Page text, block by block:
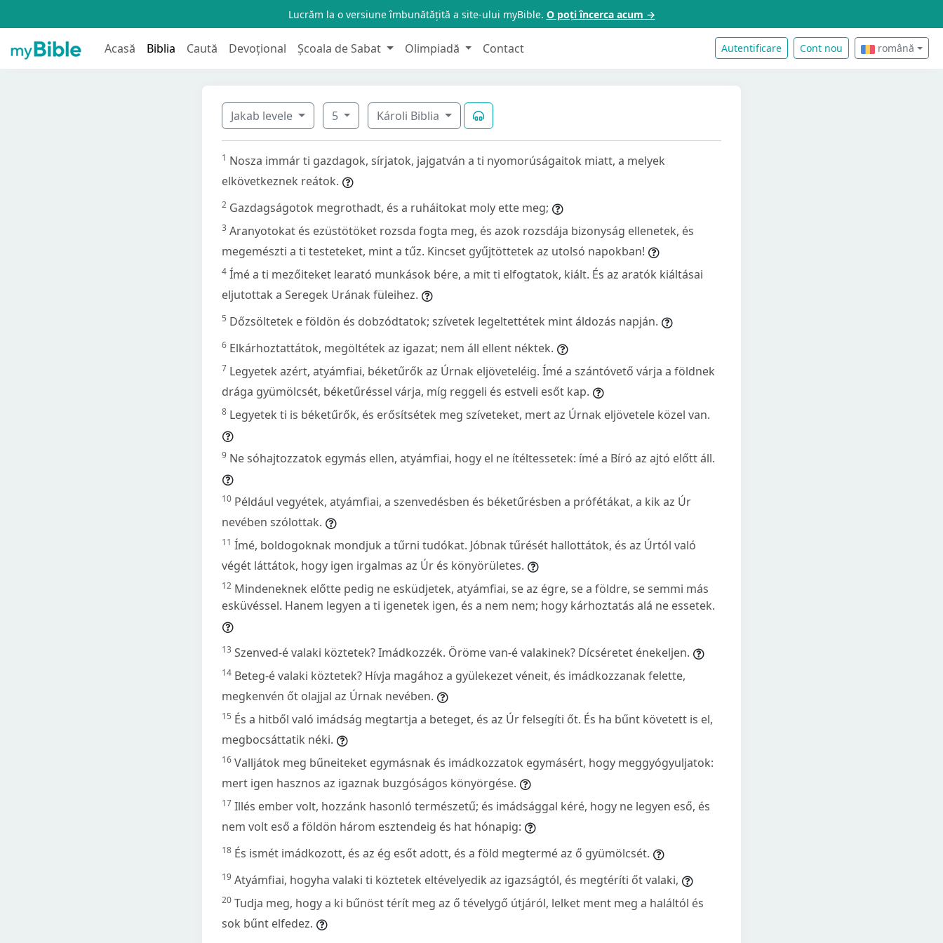
Lucrăm la o versiune îmbunătățită a site-ului myBible. O poți încerca acum →
Acasă Biblia Caută Devoțional Școala de Sabat Olimpiadă Contact Autentificare Cont nou română
Jakab levele 5 Károli Biblia
1 Nosza immár ti gazdagok, sírjatok, jajgatván a ti nyomorúságaitok miatt, a melyek
elkövetkeznek reátok.
2 Gazdagságotok megrothadt, és a ruháitokat moly ette meg;
3 Aranyotokat és ezüstötöket rozsda fogta meg, és azok rozsdája bizonyság ellenetek, és
megemészti a ti testeteket, mint a tűz. Kincset gyűjtöttetek az utolsó napokban!
4 Ímé a ti mezőiteket learató munkások bére, a mit ti elfogtatok, kiált. És az aratók kiáltásai
eljutottak a Seregek Urának füleihez.
5 Dőzsöltetek e földön és dobzódtatok; szívetek legeltettétek mint áldozás napján.
6 Elkárhoztattátok, megöltétek az igazat; nem áll ellent néktek.
7 Legyetek azért, atyámfiai, béketűrők az Úrnak eljöveteléig. Ímé a szántóvető várja a földnek
drága gyümölcsét, béketűréssel várja, míg reggeli és estveli esőt kap.
8 Legyetek ti is béketűrők, és erősítsétek meg szíveteket, mert az Úrnak eljövetele közel van.
9 Ne sóhajtozzatok egymás ellen, atyámfiai, hogy el ne ítéltessetek: ímé a Bíró az ajtó előtt áll.
10 Például vegyétek, atyámfiai, a szenvedésben és béketűrésben a prófétákat, a kik az Úr
nevében szólottak.
11 Ímé, boldogoknak mondjuk a tűrni tudókat. Jóbnak tűrését hallottátok, és az Úrtól való
végét láttátok, hogy igen irgalmas az Úr és könyörületes.
12 Mindeneknek előtte pedig ne esküdjetek, atyámfiai, se az égre, se a földre, se semmi más
esküvéssel. Hanem legyen a ti igenetek igen, és a nem nem; hogy kárhoztatás alá ne essetek.
13 Szenved-é valaki köztetek? Imádkozzék. Öröme van-é valakinek? Dícséretet énekeljen.
14 Beteg-é valaki köztetek? Hívja magához a gyülekezet véneit, és imádkozzanak felette,
megkenvén őt olajjal az Úrnak nevében.
15 És a hitből való imádság megtartja a beteget, és az Úr felsegíti őt. És ha bűnt követett is el,
megbocsáttatik néki.
16 Valljátok meg bűneiteket egymásnak és imádkozzatok egymásért, hogy meggyógyuljatok:
mert igen hasznos az igaznak buzgóságos könyörgése.
17 Illés ember volt, hozzánk hasonló természetű; és imádsággal kéré, hogy ne legyen eső, és
nem volt eső a földön három esztendeig és hat hónapig:
18 És ismét imádkozott, és az ég esőt adott, és a föld megtermé az ő gyümölcsét.
19 Atyámfiai, hogyha valaki ti köztetek eltévelyedik az igazságtól, és megtéríti őt valaki,
20 Tudja meg, hogy a ki bűnöst térít meg az ő tévelygő útjáról, lelket ment meg a haláltól és
sok bűnt elfedez.